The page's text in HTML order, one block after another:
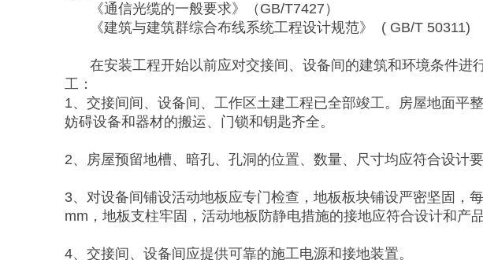
《通信光缆的一般要求》（GB/T7427）
《建筑与建筑群综合布线系统工程设计规范》 ( GB/T 50311)
在安装工程开始以前应对交接间、设备间的建筑和环境条件进
工：
1、交接间间、设备间、工作区土建工程已全部竣工。房屋地面平
妨碍设备和器材的搬运、门锁和钥匙齐全。
2、房屋预留地槽、暗孔、孔洞的位置、数量、尺寸均应符合设计要
3、对设备间铺设活动地板应专门检查，地板板块铺设严密坚固，
mm，地板支柱牢固，活动地板防静电措施的接地应符合设计和产
4、交接间、设备间应提供可靠的施工电源和接地装置。